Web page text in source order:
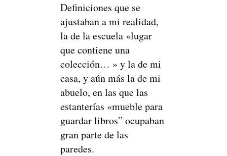
Definiciones que se
ajustaban a mi realidad,
la de la escuela «lugar
que contiene una
colección… » y la de mi
casa, y aún más la de mi
abuelo, en las que las
estanterías «mueble para
guardar libros” ocupaban
gran parte de las
paredes.